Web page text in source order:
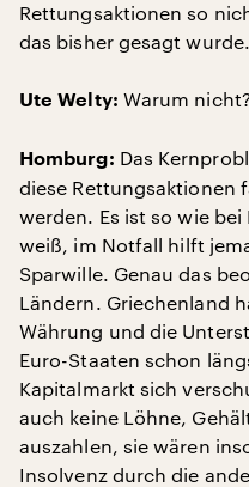
Rettungsaktionen so
das bisher gesagt wurde.
Ute Welty: Warum nicht?
Homburg: Das
diese Rettungsaktionen
werden. Es ist so wie
weiß, im Notfall hilft
Sparwille. Genau das
Ländern. Griechenland
Währung und die
Euro-Staaten schon
Kapitalmarkt sich
auch keine Löhne,
auszahlen, sie wären
Insolvenz durch die